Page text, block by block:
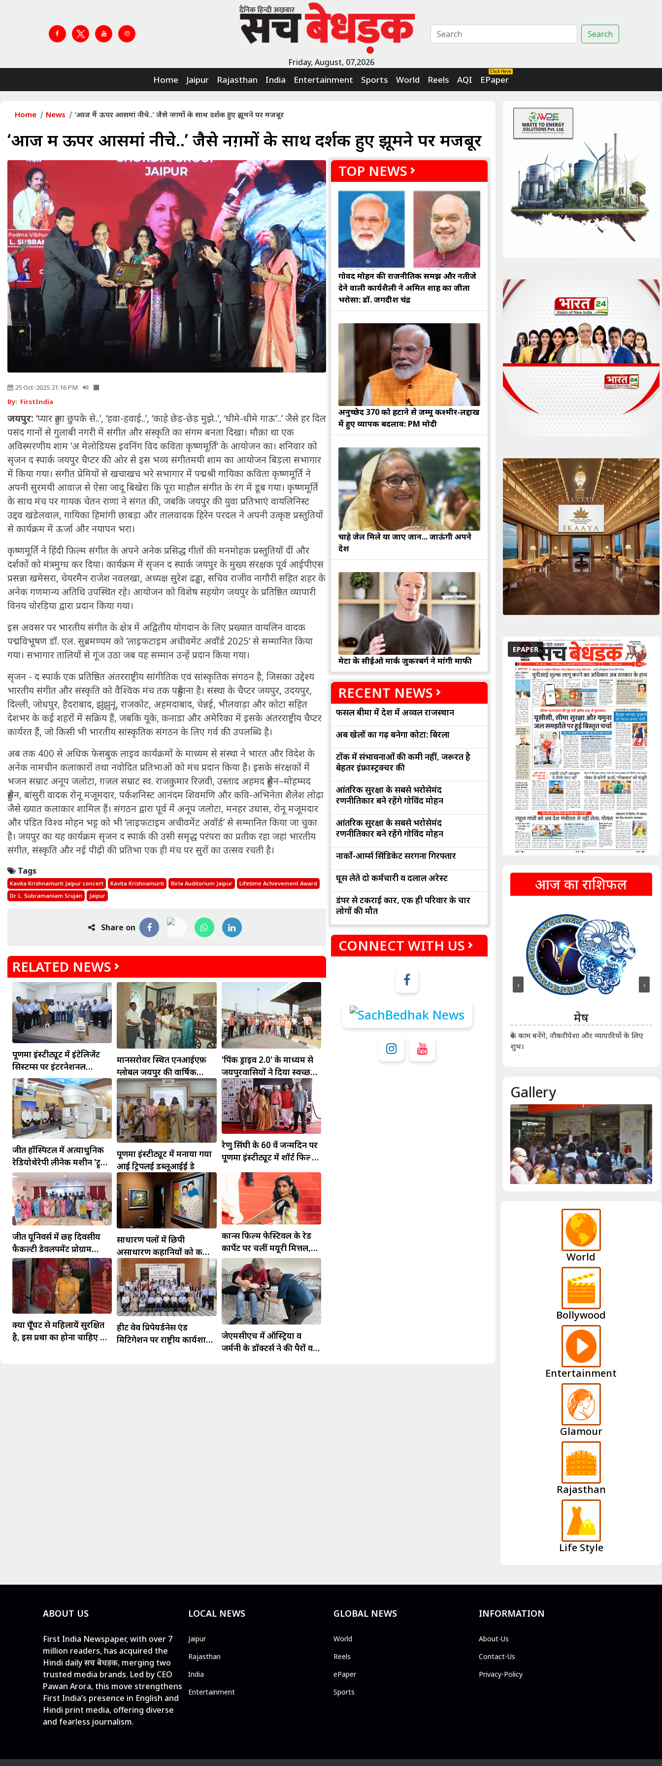
Friday, August, 07,2026
Search
Home Jaipur Rajasthan India Entertainment Sports World Reels AQI
Click Here
EPaper
Home News ‘आज मैं ऊपर आसमां नीचे..’ जैसे नग़मों के साथ दर्शक हुए झूमने पर मजबूर
‘आज मैं ऊपर आसमां नीचे..’ जैसे नग़मों के साथ दर्शक हुए झूमने पर मजबूर
25 Oct-2025 21:16 PM
By: FirstIndia
जयपुर: ‘प्यार हुआ छुपके से..’, ‘हवा-हवाई..’, ‘काहे छेड़-छेड़ मुझे..’, ‘धीमे-धीमे गाऊ’..’ जैसे हर दिल
पसंद गानों से गुलाबी नगरी में संगीत और संस्कृति का संगम बनता दिखा। मौक़ा था एक
अविस्मरणीय शाम ‘अ मेलोडियस इवनिंग विद कविता कृष्णमूर्ति’ के आयोजन का। शनिवार को
सृजन द स्पार्क जयपुर चैप्टर की ओर से इस भव्य संगीतमयी शाम का आयोजन बिड़ला सभागार
में किया गया। संगीत प्रेमियों से खचाखच भरे सभागार में पद्मश्री गायिका कविता कृष्णमूर्ति ने
अपनी सुरमयी आवाज़ से ऐसा जादू बिखेरा कि पूरा माहौल संगीत के रंग में डूब गया। कृष्णमूर्ति
के साथ मंच पर गायक चेतन राणा ने संगत की, जबकि जयपुर की युवा प्रतिभाएं वायलिनिस्ट
उद्दव खंडेलवाल, गायिका हिमांगी छाबड़ा और तालवादक हिरेन परदल ने अपनी उत्कृष्ट प्रस्तुतियों
से कार्यक्रम में ऊर्जा और नयापन भरा।
कृष्णमूर्ति ने हिंदी फ़िल्म संगीत के अपने अनेक प्रसिद्ध गीतों की मनमोहक प्रस्तुतियाँ दीं और
दर्शकों को मंत्रमुग्ध कर दिया। कार्यक्रम में सृजन द स्पार्क जयपुर के मुख्य संरक्षक पूर्व आईपीएस
प्रसन्ना खमेसरा, चेयरमैन राजेश नवलखा, अध्यक्ष सुरेश ढड्ढा, सचिव राजीव नागौरी सहित शहर के
अनेक गणमान्य अतिथि उपस्थित रहे। आयोजन को विशेष सहयोग जयपुर के प्रतिष्ठित व्यापारी
विनय चोरड़िया द्वारा प्रदान किया गया।
इस अवसर पर भारतीय संगीत के क्षेत्र में अद्वितीय योगदान के लिए प्रख्यात वायलिन वादक
पद्मविभूषण डॉ. एल. सुब्रमण्यम को ‘लाइफटाइम अचीवमेंट अवॉर्ड 2025’ से सम्मानित किया
गया। सभागार तालियों से गूंज उठा जब यह सम्मान उन्हें प्रदान किया गया।
सृजन - द स्पार्क एक प्रतिष्ठित अंतरराष्ट्रीय सांगीतिक एवं सांस्कृतिक संगठन है, जिसका उद्देश्य
भारतीय संगीत और संस्कृति को वैश्विक मंच तक पहुँचाना है। संस्था के चैप्टर जयपुर, उदयपुर,
दिल्ली, जोधपुर, हैदराबाद, झुंझुनूं, राजकोट, अहमदाबाद, चेन्नई, भीलवाड़ा और कोटा सहित
देशभर के कई शहरों में सक्रिय हैं, जबकि यूके, कनाडा और अमेरिका में इसके अंतरराष्ट्रीय चैप्टर
कार्यरत हैं, जो किसी भी भारतीय सांस्कृतिक संगठन के लिए गर्व की उपलब्धि है।
अब तक 400 से अधिक फेसबुक लाइव कार्यक्रमों के माध्यम से संस्था ने भारत और विदेश के
अनेक नामचीन कलाकारों तथा नवोदित प्रतिभाओं को मंच प्रदान किया है। इसके संरक्षकों में
भजन सम्राट अनूप जलोटा, ग़ज़ल सम्राट स्व. राजकुमार रिज़वी, उस्ताद अहमद हुसैन–मोहम्मद
हुसैन, बांसुरी वादक रोनू मजूमदार, पर्कशनिस्ट आनंदम शिवमणि और कवि-अभिनेता शैलेश लोढ़ा
जैसे ख्यात कलाकार शामिल हैं। संगठन द्वारा पूर्व में अनूप जलोटा, मनहर उधास, रोनू मजूमदार
और पंडित विश्व मोहन भट्ट को भी ‘लाइफटाइम अचीवमेंट अवॉर्ड’ से सम्मानित किया जा चुका
है। जयपुर का यह कार्यक्रम सृजन द स्पार्क की उसी समृद्ध परंपरा का प्रतीक रहा जहां भारतीय
संगीत, संस्कृति और नई पीढ़ी की प्रतिभा एक ही मंच पर सुरों का उत्सव रचती है।
Tags
Kavita Krishnamurti Jaipur concert Kavita Krishnamurti Birla Auditorium Jaipur
Lifetime Achievement Award
Dr. L. Subramaniam Srujan
Jaipur
Share on
RELATED NEWS
पूर्णिमा इंस्टीट्यूट में इंटेलिजेंट
सिस्टम्स पर इंटरनेशनल
कॉन्फ्रेंस आयोजित
मानसरोवर स्थित एनआईएफ़
ग्लोबल जयपुर की वार्षिक
प्रदर्शनी ‘मार्मिक’ का उद्घाटन
'पिंक ड्राइव 2.0' के माध्यम से
जयपुरवासियों ने दिया स्वच्छ
शहर का संदेश
जीत हॉस्पिटल में अत्याधुनिक
रेडियोथेरेपी लीनेक मशीन 'ट्रू
बीम' का हुआ उद्घाटन
पूर्णिमा इंस्टीट्यूट में मनाया गया
आई ट्रिपलई डब्लूआईई डे
रेणु सिंघी के 60 वें जन्मदिन पर
पूर्णिमा इंस्टीट्यूट में शॉर्ट फिल्म
'गोइंग सोलो' की हुई स्क्रीनिंग
जीत यूनिवर्स में छह दिवसीय
फैकल्टी डेवलपमेंट प्रोग्राम
आयोजित
साधारण पलों में छिपी
असाधारण कहानियों को कला
के माध्यम से किया शोकेस
कान्स फिल्म फेस्टिवल के रेड
कार्पेट पर चलीं मयूरी मित्तल,
बचपन का सपना हुआ साकार
क्या घूँघट से महिलायें सुरक्षित
है, इस प्रथा का होना चाहिए अंत
हीट वेव प्रिपेयर्डनेस एंड
मिटिगेशन पर राष्ट्रीय कार्यशाला
जेएमसीएच में ऑस्ट्रिया व
जर्मनी के डॉक्टर्स ने की पैरों व
TOP NEWS
गोविंद मोहन की राजनीतिक समझ और नतीजे
देने वाली कार्यशैली ने अमित शाह का जीता
भरोसा: डॉ. जगदीश चंद्र
अनुच्छेद 370 को हटाने से जम्मू कश्मीर-लद्दाख
में हुए व्यापक बदलाव: PM मोदी
चाहे जेल मिले या जाए जान... जाऊंगी अपने
देश
मेटा के सीईओ मार्क जुकरबर्ग ने मांगी माफी
RECENT NEWS
फसल बीमा में देश में अव्वल राजस्थान
अब खेलों का गढ़ बनेगा कोटा: बिरला
टोंक में संभावनाओं की कमी नहीं, जरूरत है
बेहतर इंफ्रास्ट्रक्चर की
आंतरिक सुरक्षा के सबसे भरोसेमंद
रणनीतिकार बने रहेंगे गोविंद मोहन
आंतरिक सुरक्षा के सबसे भरोसेमंद
रणनीतिकार बने रहेंगे गोविंद मोहन
नार्को-आर्म्स सिंडिकेट सरगना गिरफ्तार
घूस लेते दो कर्मचारी व दलाल अरेस्ट
डंपर से टकराई कार, एक ही परिवार के चार
लोगों की मौत
CONNECT WITH US
EPAPER
आज का राशिफल
धनु
बड़ी डील हाथ लग सकती
मकर
सुखद पलों की प्राप्ति होगी। फिजूल के खर्चे बढ़ेंगे,
सुख सुविधाओं में इजाफा होगा।
कुंभ
धनलाभ के अवसरों में वृद्धि के साथ अपनी योजनाओं
पर काम करते रहे।
संभलकर रहे, जल्दबाजी नहीं दिखाए। कानूनी वाद-
विवादों से बचे।
मेष
रुके काम बनेंगे, नौकरीपेशा और व्यापारियों के लिए
शुभ।
‹ ›
Gallery
World
Bollywood
Entertainment
Glamour
Rajasthan
Life Style
ABOUT US
First India Newspaper, with over 7
million readers, has acquired the
Hindi daily सच बेधड़क, merging two
trusted media brands. Led by CEO
Pawan Arora, this move strengthens
First India’s presence in English and
Hindi print media, offering diverse
and fearless journalism.
LOCAL NEWS
Jaipur
Rajasthan
India
Entertainment
GLOBAL NEWS
World
Reels
ePaper
Sports
INFORMATION
About-Us
Contact-Us
Privacy-Policy